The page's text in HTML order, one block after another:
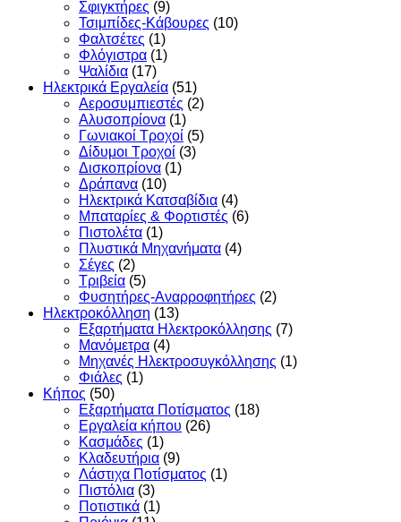
Σφιγκτήρες (9)
Τσιμπίδες-Κάβουρες (10)
Φαλτσέτες (1)
Φλόγιστρα (1)
Ψαλίδια (17)
Ηλεκτρικά Εργαλεία (51)
Αεροσυμπιεστές (2)
Αλυσοπρίονα (1)
Γωνιακοί Τροχοί (5)
Δίδυμοι Τροχοί (3)
Δισκοπρίονα (1)
Δράπανα (10)
Ηλεκτρικά Κατσαβίδια (4)
Μπαταρίες & Φορτιστές (6)
Πιστολέτα (1)
Πλυστικά Μηχανήματα (4)
Σέγες (2)
Τριβεία (5)
Φυσητήρες-Αναρροφητήρες (2)
Ηλεκτροκόλληση (13)
Εξαρτήματα Ηλεκτροκόλλησης (7)
Μανόμετρα (4)
Μηχανές Ηλεκτροσυγκόλλησης (1)
Φιάλες (1)
Κήπος (50)
Εξαρτήματα Ποτίσματος (18)
Εργαλεία κήπου (26)
Κασμάδες (1)
Κλαδευτήρια (9)
Λάστιχα Ποτίσματος (1)
Πιστόλια (3)
Ποτιστικά (1)